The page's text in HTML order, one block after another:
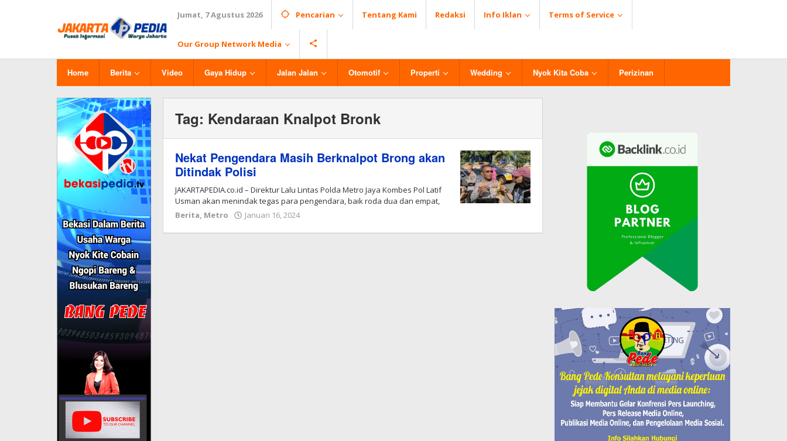
Jumat, 7 Agustus 2026 Pencarian Tentang Kami Redaksi Info Iklan Terms of Service
Our Group Network Media
Home Berita Video Gaya Hidup Jalan Jalan Otomotif Properti Wedding Nyok Kita Coba Perizinan
Tag: Kendaraan Knalpot Bronk
Nekat Pengendara Masih Berknalpot Brong akan
Ditindak Polisi
JAKARTAPEDIA.co.id – Direktur Lalu Lintas Polda Metro Jaya Kombes Pol Latif
Usman akan menindak tegas para pengendara, baik roda dua dan empat,
Berita, Metro Januari 16, 2024